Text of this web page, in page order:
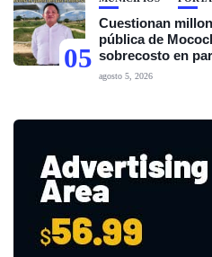
05
Cuestionan
pública de
sobrecosto en
agosto 5, 2026